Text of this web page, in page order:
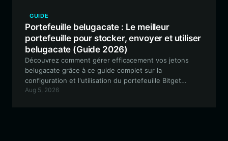
GUIDE
Portefeuille belugacate : Le meilleur
portefeuille pour stocker, envoyer et utiliser
belugacate (Guide 2026)
Découvrez comment gérer efficacement vos jetons
belugacate grâce à ce guide complet sur la
configuration et l'utilisation du portefeuille Bitget
Wallet. Apprenez pourquoi c'est le choix privilégié pour
Aug 5, 2026